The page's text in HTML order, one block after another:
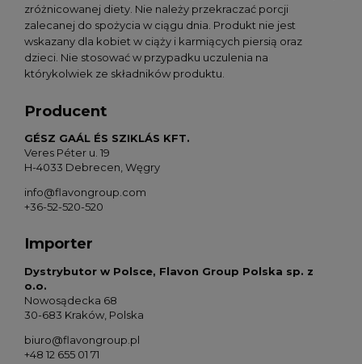
zróżnicowanej diety. Nie należy przekraczać porcji
zalecanej do spożycia w ciągu dnia. Produkt nie jest
wskazany dla kobiet w ciąży i karmiących piersią oraz
dzieci. Nie stosować w przypadku uczulenia na
którykolwiek ze składników produktu.
Producent
GÉSZ GAÁL ÉS SZIKLÁS KFT.
Veres Péter u. 19
H-4033 Debrecen, Węgry
info@flavongroup.com
+36-52-520-520
Importer
Dystrybutor w Polsce, Flavon Group Polska sp. z
o.o.
Nowosądecka 68
30-683 Kraków, Polska
biuro@flavongroup.pl
+48 12 655 01 71